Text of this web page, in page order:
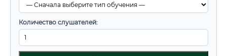
Количество слушателей: